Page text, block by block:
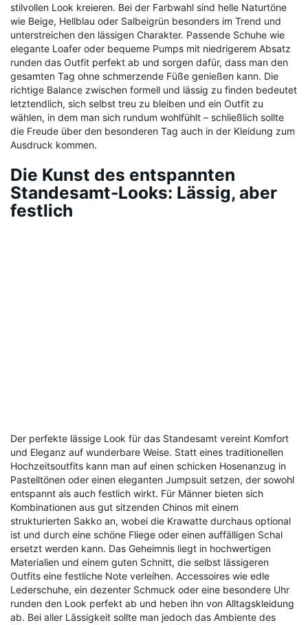
stilvollen Look kreieren. Bei der Farbwahl sind helle Naturtöne
wie Beige, Hellblau oder Salbeigrün besonders im Trend und
unterstreichen den lässigen Charakter. Passende Schuhe wie
elegante Loafer oder bequeme Pumps mit niedrigerem Absatz
runden das Outfit perfekt ab und sorgen dafür, dass man den
gesamten Tag ohne schmerzende Füße genießen kann. Die
richtige Balance zwischen formell und lässig zu finden bedeutet
letztendlich, sich selbst treu zu bleiben und ein Outfit zu
wählen, in dem man sich rundum wohlfühlt – schließlich sollte
die Freude über den besonderen Tag auch in der Kleidung zum
Ausdruck kommen.
Die Kunst des entspannten
Standesamt-Looks: Lässig, aber
festlich
Der perfekte lässige Look für das Standesamt vereint Komfort
und Eleganz auf wunderbare Weise. Statt eines traditionellen
Hochzeitsoutfits kann man auf einen schicken Hosenanzug in
Pastelltönen oder einen eleganten Jumpsuit setzen, der sowohl
entspannt als auch festlich wirkt. Für Männer bieten sich
Kombinationen aus gut sitzenden Chinos mit einem
strukturierten Sakko an, wobei die Krawatte durchaus optional
ist und durch eine schöne Fliege oder einen auffälligen Schal
ersetzt werden kann. Das Geheimnis liegt in hochwertigen
Materialien und einem guten Schnitt, die selbst lässigeren
Outfits eine festliche Note verleihen. Accessoires wie edle
Lederschuhe, ein dezenter Schmuck oder eine besondere Uhr
runden den Look perfekt ab und heben ihn von Alltagskleidung
ab. Bei aller Lässigkeit sollte man jedoch das Ambiente des